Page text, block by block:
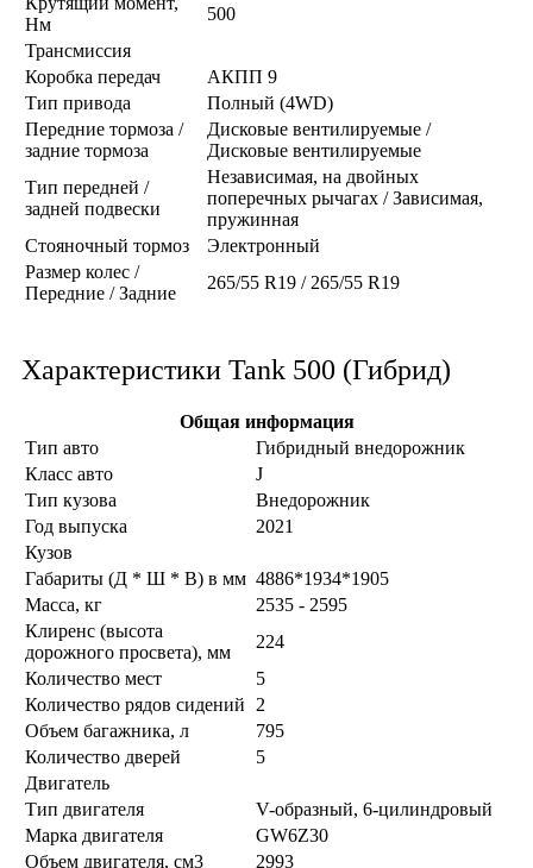
Нм
500
Трансмиссия
Коробка передач
АКПП 9
Тип привода
Полный (4WD)
Передние тормоза /
задние тормоза
Дисковые вентилируемые /
Дисковые вентилируемые
Тип передней /
задней подвески
Независимая, на двойных
поперечных рычагах / Зависимая,
пружинная
Стояночный тормоз
Электронный
Размер колес /
Передние / Задние
265/55 R19 / 265/55 R19
Характеристики Tank 500 (Гибрид)
Общая информация
Тип авто
Гибридный внедорожник
Класс авто
J
Тип кузова
Внедорожник
Год выпуска
2021
Кузов
Габариты (Д * Ш * В) в мм 4886*1934*1905
Масса, кг
2535 - 2595
Клиренс (высота
дорожного просвета), мм
224
Количество мест
5
Количество рядов сидений 2
Объем багажника, л
795
Количество дверей
5
Двигатель
Тип двигателя
V-образный, 6-цилиндровый
Марка двигателя
GW6Z30
Объем двигателя, см3
2993